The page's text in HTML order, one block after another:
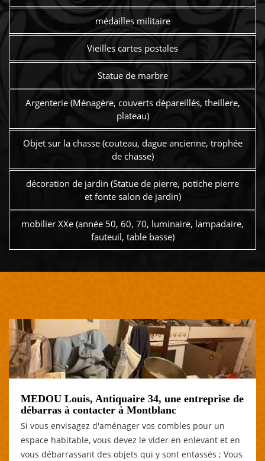
médailles militaire
Vieilles cartes postales
Statue de marbre
Argenterie (Ménagère, couverts dépareillés, theillere,
plateau)
Objet sur la chasse (couteau, dague ancienne, trophée
de chasse)
décoration de jardin (Statue de pierre, potiche pierre
et fonte salon de jardin)
mobilier XXe (année 50, 60, 70, luminaire, lampadaire,
fauteuil, table basse)
MEDOU Louis, Antiquaire 34, une entreprise de
débarras à contacter à Montblanc
Si vous envisagez d'aménager vos combles pour un
espace habitable, vous devez le vider en enlevant et en
vous débarrassant des objets qui y sont entassés ; Vous